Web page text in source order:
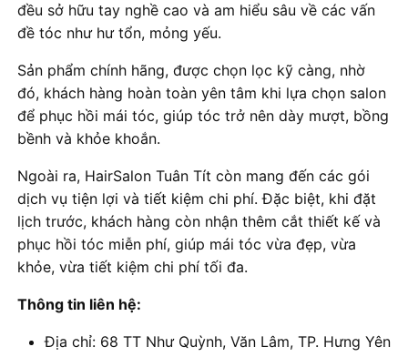
đều sở hữu tay nghề cao và am hiểu sâu về các vấn
đề tóc như hư tổn, mỏng yếu.
Sản phẩm chính hãng, được chọn lọc kỹ càng, nhờ
đó, khách hàng hoàn toàn yên tâm khi lựa chọn salon
để phục hồi mái tóc, giúp tóc trở nên dày mượt, bồng
bềnh và khỏe khoắn.
Ngoài ra, HairSalon Tuân Tít còn mang đến các gói
dịch vụ tiện lợi và tiết kiệm chi phí. Đặc biệt, khi đặt
lịch trước, khách hàng còn nhận thêm cắt thiết kế và
phục hồi tóc miễn phí, giúp mái tóc vừa đẹp, vừa
khỏe, vừa tiết kiệm chi phí tối đa.
Thông tin liên hệ:
Địa chỉ: 68 TT Như Quỳnh, Văn Lâm, TP. Hưng Yên